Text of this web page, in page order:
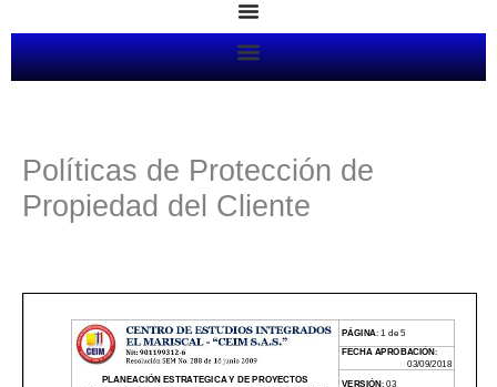
contenido
Políticas de Protección de
Propiedad del Cliente